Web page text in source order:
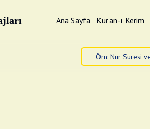
Ana Sayfa Kur'an-ı Kerim